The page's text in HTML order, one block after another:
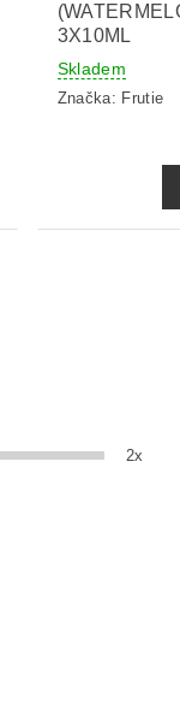
3X10ML
Skladem
Značka: Frutie
2x